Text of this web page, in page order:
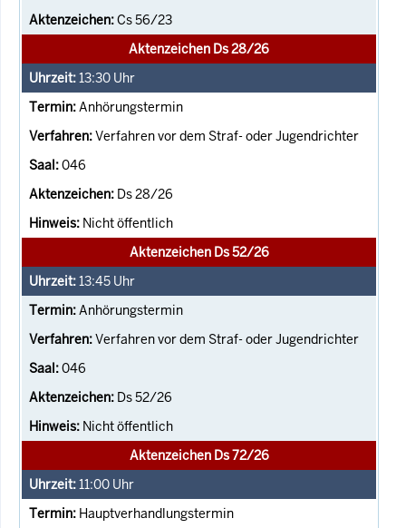
Cs 56/23
Aktenzeichen Ds 28/26
13:30 Uhr
Anhörungstermin
Verfahren vor dem Straf- oder Jugendrichter
046
Ds 28/26
Nicht öffentlich
Aktenzeichen Ds 52/26
13:45 Uhr
Anhörungstermin
Verfahren vor dem Straf- oder Jugendrichter
046
Ds 52/26
Nicht öffentlich
Aktenzeichen Ds 72/26
11:00 Uhr
Hauptverhandlungstermin